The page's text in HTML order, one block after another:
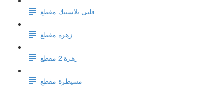
قلبي بلاستيك مقطع
زهرة مقطع
زهرة 2 مقطع
مسيطرة مقطع